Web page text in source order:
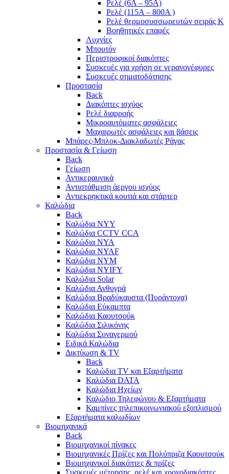
Ρελέ (6A – 95A)
Ρελέ (115A – 800A )
Ρελέ θερμοσυσσωρευτών σειράς Κ
Βοηθητικές επαφές
Λυχνίες
Μπουτόν
Περιστροφικοί διακόπτες
Συσκευές για χρήση σε γερανογέφυρες
Συσκευές σηματοδότησης
Προστασία
Back
Διακόπτες ισχύος
Ρελέ διαρροής
Μικροαυτόματες ασφάλειες
Μαχαιρωτές ασφάλειες και βάσεις
Μπάρες-Μπλοκ-Διακλαδωτές Ράγας
Προστασία & Γείωση
Back
Γείωση
Αντικεραυνικά
Αντιστάθμιση άεργου ισχύος
Αντιεκρηκτικά κουτιά και στάρτερ
Καλώδια
Back
Καλώδια NYY
Καλώδια CCTV CCA
Καλώδια NYA
Καλώδια NYAF
Καλώδια NYΜ
Καλώδια ΝΥΙFY
Καλώδια Solar
Καλώδια Ανθυγρά
Καλώδια Βραδύκαυστα (Πυράντοχα)
Καλώδια Εύκαμπτα
Καλώδια Καουτσούκ
Καλώδια Σιλικόνης
Καλώδια Συναγερμού
Ειδικά Καλώδια
Δικτύωση & TV
Back
Καλώδια TV και Εξαρτήματα
Καλώδια DATA
Καλώδια Ηχείων
Καλώδιο Τηλεφώνου & Εξαρτήματα
Καμπίνες τηλεπικοινωνιακού εξοπλισμού
Eξαρτήματα καλωδίων
Βιομηχανικά
Back
Βιομηχανικοί πίνακες
Βιομηχανικές Πρίζες και Πολύπριζα Καουτσούκ
Βιομηχανικοί διακόπτες & πρίζες
Συσκευές μέτρησης, ρελέ και χρονοδιακόπτες